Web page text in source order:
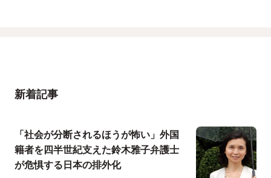
新着記事
「社会が分断されるほうが怖い」外国
籍者を四半世紀支えた鈴木雅子弁護士
が危惧する日本の排外化